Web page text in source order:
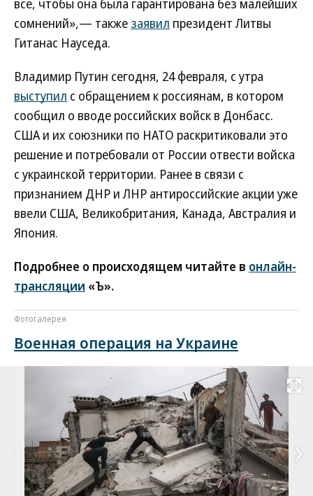
все, чтобы она была гарантирована без малейших
сомнений»,— также заявил президент Литвы
Гитанас Науседа.
Владимир Путин сегодня, 24 февраля, с утра
выступил с обращением к россиянам, в котором
сообщил о вводе российских войск в Донбасс.
США и их союзники по НАТО раскритиковали это
решение и потребовали от России отвести войска
с украинской территории. Ранее в связи с
признанием ДНР и ЛНР антироссийские акции уже
ввели США, Великобритания, Канада, Австралия и
Япония.
Подробнее о происходящем читайте в онлайн-
трансляции «Ъ».
Фотогалерея
Военная операция на Украине
Развернуть